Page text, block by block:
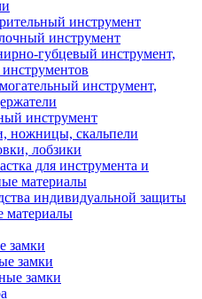
инструмент
инструмент
губцевый инструмент,
инструмент,
инструмент
ножницы, скальпели
лобзики
для инструмента и
материалы
индивидуальной защиты
материалы
замки
замки
замки